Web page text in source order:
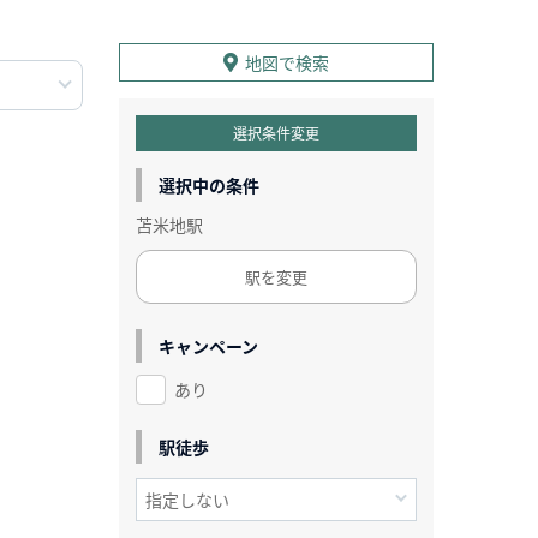
地図で検索
選択条件変更
選択中の条件
苫米地駅
駅を変更
キャンペーン
あり
駅徒歩